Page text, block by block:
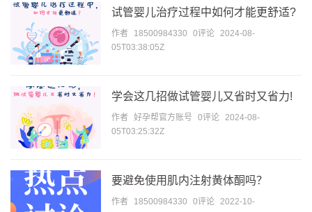
试管婴儿治疗过程中如何才能更舒适?
作者 18500984330 0评论 2024-08-
05T03:38:05Z
学会这几招做试管婴儿又省时又省力!
作者 好孕帮官方账号 0评论 2024-08-
05T03:25:32Z
要避免使用肌内注射黄体酮吗？
作者 18500984330 0评论 2022-10-